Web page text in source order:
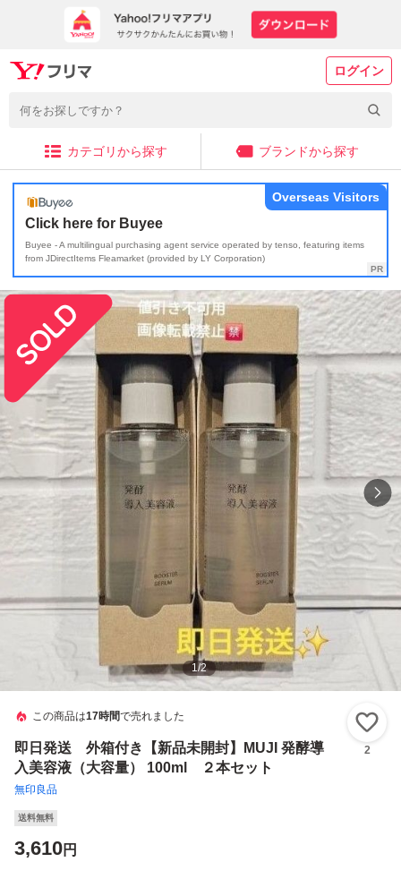
ログイン
カテゴリから探す ブランドから探す
Click here for Buyee
Buyee - A multilingual purchasing agent service operated by tenso, featuring items
from JDirectItems Fleamarket (provided by LY Corporation)
Overseas Visitors
1/2
この商品は17時間で売れました
即日発送 外箱付き【新品未開封】MUJI 発酵導
入美容液（大容量） 100ml ２本セット
無印良品
2
送料無料
3,610円